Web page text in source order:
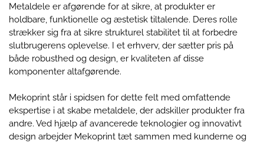
Metaldele er afgørende for at sikre, at produkter er
holdbare, funktionelle og æstetisk tiltalende. Deres rolle
strækker sig fra at sikre strukturel stabilitet til at forbedre
slutbrugerens oplevelse. I et erhverv, der sætter pris på
både robusthed og design, er kvaliteten af disse
komponenter altafgørende.
Mekoprint står i spidsen for dette felt med omfattende
ekspertise i at skabe metaldele, der adskiller produkter fra
andre. Ved hjælp af avancerede teknologier og innovativt
design arbejder Mekoprint tæt sammen med kunderne og